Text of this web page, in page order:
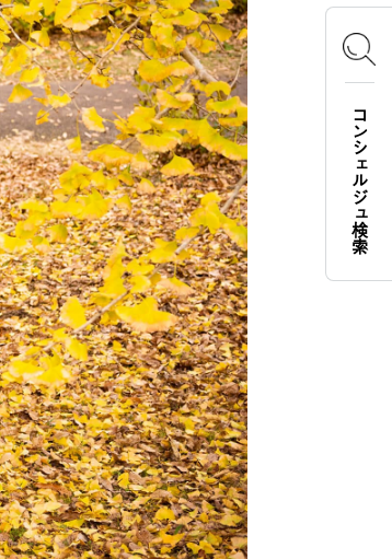
コンシェルジュ検索